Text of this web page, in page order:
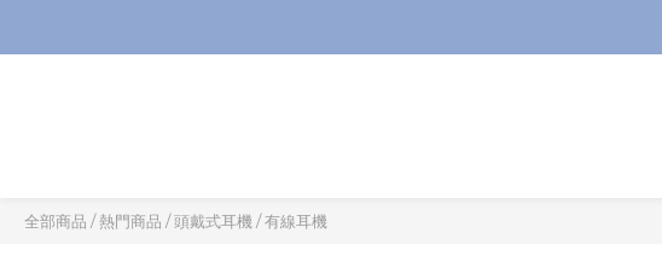
全部商品 /熱門商品 /頭戴式耳機 /有線耳機